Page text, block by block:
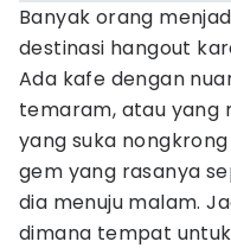
Banyak orang
destinasi hangout
Ada kafe dengan
temaram, atau yang
yang suka
gem yang rasanya
dia menuju malam.
dimana tempat